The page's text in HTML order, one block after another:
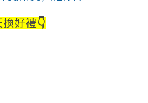
換好禮👇